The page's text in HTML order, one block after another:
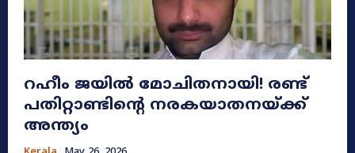
റഹീം ജയിൽ മോചിതനായി! രണ്ട്
പതിറ്റാണ്ടിന്റെ നരകയാതനയ്ക്ക്
അന്ത്യം